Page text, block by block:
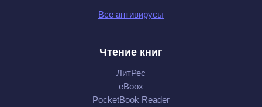
Все антивирусы
Чтение книг
ЛитРес
eBoox
PocketBook Reader